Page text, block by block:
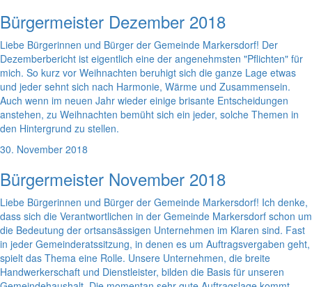
Bürgermeister Dezember 2018
Liebe Bürgerinnen und Bürger der Gemeinde Markersdorf! Der
Dezemberbericht ist eigentlich eine der angenehmsten "Pflichten" für
mich. So kurz vor Weihnachten beruhigt sich die ganze Lage etwas
und jeder sehnt sich nach Harmonie, Wärme und Zusammensein.
Auch wenn im neuen Jahr wieder einige brisante Entscheidungen
anstehen, zu Weihnachten bemüht sich ein jeder, solche Themen in
den Hintergrund zu stellen.
30. November 2018
Bürgermeister November 2018
Liebe Bürgerinnen und Bürger der Gemeinde Markersdorf! Ich denke,
dass sich die Verantwortlichen in der Gemeinde Markersdorf schon um
die Bedeutung der ortsansässigen Unternehmen im Klaren sind. Fast
in jeder Gemeinderatssitzung, in denen es um Auftragsvergaben geht,
spielt das Thema eine Rolle. Unsere Unternehmen, die breite
Handwerkerschaft und Dienstleister, bilden die Basis für unseren